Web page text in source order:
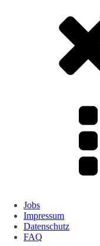
Jobs
Impressum
Datenschutz
FAQ